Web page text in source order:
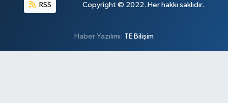
RSS Copyright © 2022. Her hakkı saklıdır.
Haber Yazılımı: TE Bilişim